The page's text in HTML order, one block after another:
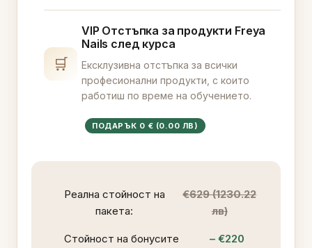
🛒
VIP Отстъпка за продукти Freya
Nails след курса
Ексклузивна отстъпка за всички
професионални продукти, с които
работиш по време на обучението.
ПОДАРЪК 0 € (0.00 ЛВ)
Реална стойност на
пакета:
€629 (1230.22
лв)
Стойност на бонусите
– €220